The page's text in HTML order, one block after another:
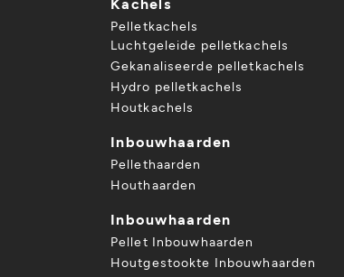
Pelletkachels
Luchtgeleide pelletkachels
Gekanaliseerde pelletkachels
Hydro pelletkachels
Houtkachels
Inbouwhaarden
Pellethaarden
Houthaarden
Inbouwhaarden
Pellet Inbouwhaarden
Houtgestookte Inbouwhaarden